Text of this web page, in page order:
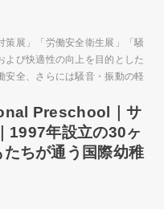
策展」「労働安全衛生展」「騒
よび快適性の向上を目的とした
安全、さらには騒音・振動の軽
Preschool｜サ
1997年設立の30ヶ
ちが通う国際幼稚